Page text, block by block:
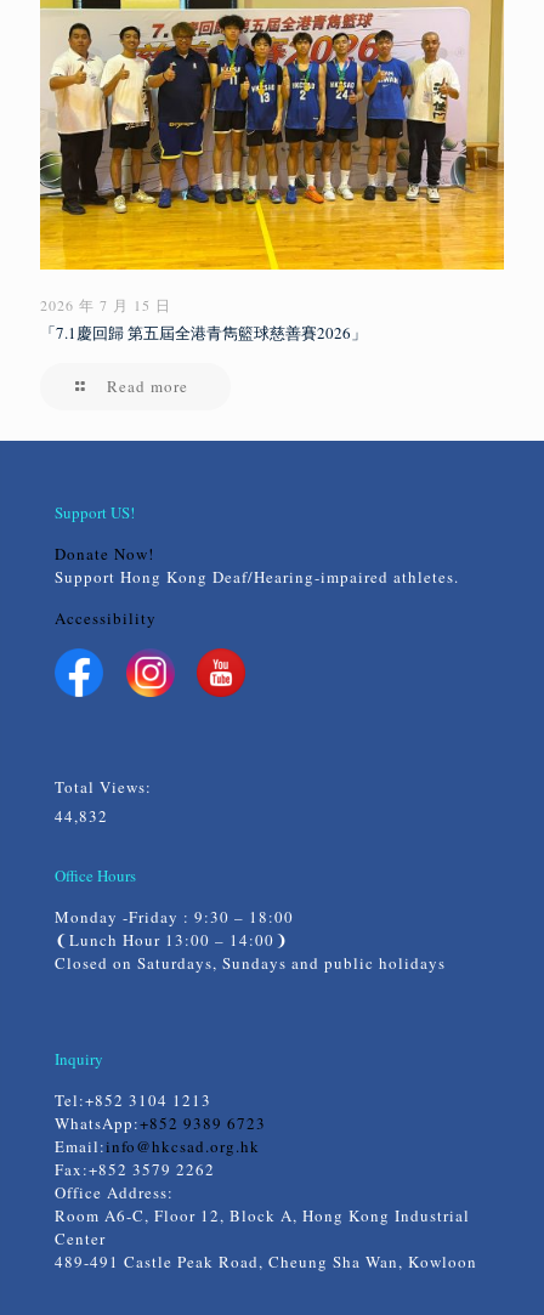
2026 年 7 月 15 日
「7.1慶回歸 第五屆全港青雋籃球慈善賽2026」
Read more
Support US!
Donate Now!
Support Hong Kong Deaf/Hearing-impaired athletes.
Accessibility
Total Views:
44,832
Office Hours
Monday -Friday : 9:30 – 18:00
❨Lunch Hour 13:00 – 14:00❩
Closed on Saturdays, Sundays and public holidays
Inquiry
Tel:+852 3104 1213
WhatsApp:+852 9389 6723
Email:info@hkcsad.org.hk
Fax:+852 3579 2262
Office Address:
Room A6-C, Floor 12, Block A, Hong Kong Industrial
Center
489-491 Castle Peak Road, Cheung Sha Wan, Kowloon